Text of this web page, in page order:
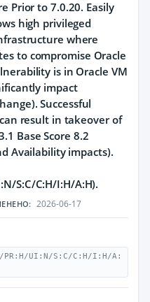
Prior to 7.0.20. Easily
high privileged
where
to compromise Oracle
is in Oracle VM
impact
Successful
result in takeover of
Base Score 8.2
Availability impacts).
S:C/C:H/I:H/A:H).
2026-06-17
PR:H/UI:N/S:C/C:H/I:H/A: